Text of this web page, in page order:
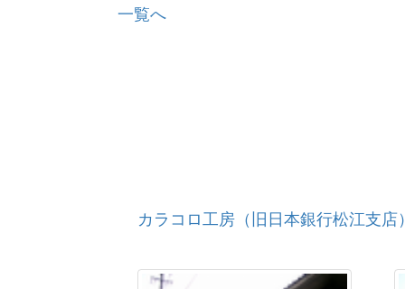
一覧へ
カラコロ工房（旧日本銀行松江支店